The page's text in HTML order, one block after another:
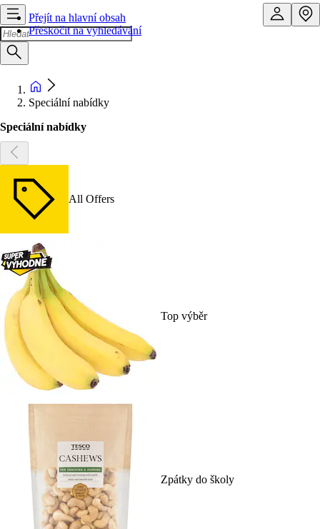
Přejít na hlavní obsah
Přeskočit na vyhledávání
Speciální nabídky
Speciální nabídky
All Offers
Top výběr
Zpátky do školy